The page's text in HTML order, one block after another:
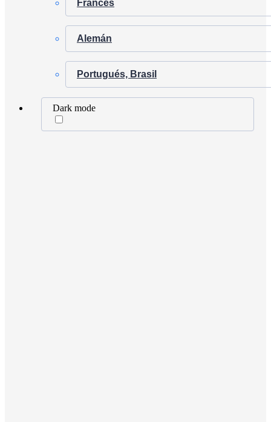
Francés
Alemán
Portugués, Brasil
Dark mode